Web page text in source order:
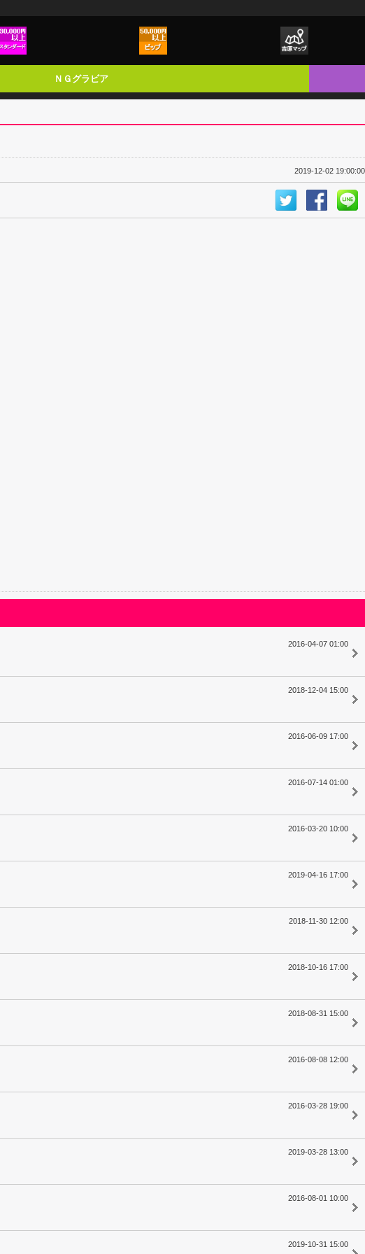
ＮＧグラビア
2019-12-02 19:00:00
2016-04-07 01:00
2018-12-04 15:00
2016-06-09 17:00
2016-07-14 01:00
2016-03-20 10:00
2019-04-16 17:00
2018-11-30 12:00
2018-10-16 17:00
2018-08-31 15:00
2016-08-08 12:00
2016-03-28 19:00
2019-03-28 13:00
2016-08-01 10:00
2019-10-31 15:00